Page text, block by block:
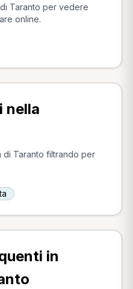
Taranto per vedere
online.
nella
di Taranto filtrando per
in